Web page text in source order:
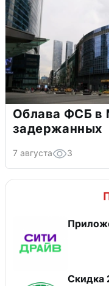
Облава ФСБ в
задержанных
7 августа 3
Скидка